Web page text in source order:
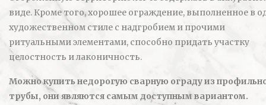
виде. Кроме того, хорошее ограждение, выполненное в
художественном стиле с надгробием и прочими
ритуальными элементами, способно придать участку
целостность и лаконичность.
Можно купить недорогую сварную ограду из
трубы, они являются самым доступным вариантом.